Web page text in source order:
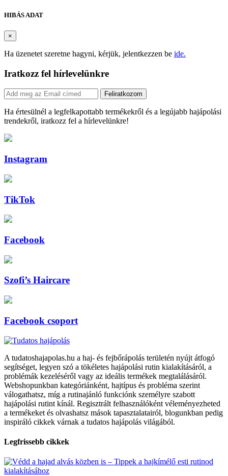
HIBÁS ADAT
×
Ha üzenetet szeretne hagyni, kérjük, jelentkezzen be ide.
Iratkozz fel hírlevelünkre
Feliratkozom
Ha értesülnél a legfelkapottabb termékekről és a legújabb hajápolási
trendekről, iratkozz fel a hírlevelünkre!
Instagram
TikTok
Facebook
Szofi’s Haircare
Facebook csoport
A tudatoshajapolas.hu a haj- és fejbőrápolás területén nyújt átfogó
segítséget, legyen szó a tökéletes hajápolási rutin kialakításáról, a
problémák kezeléséről vagy az ideális termékek megtalálásáról.
Webshopunkban kategóriánként, hajtípus és probléma szerint
válogathatsz, míg a rutinajánló funkciónk személyre szabott
hajápolási rutint kínál. Regisztrált felhasználóként véleményezheted
a termékeket és olvashatsz mások tapasztalatairól, blogunkban pedig
inspiráló cikkek várnak a tudatos hajápolás világából.
Legfrissebb cikkek